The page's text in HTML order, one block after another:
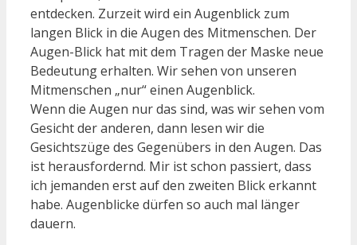
entdecken. Zurzeit wird ein Augenblick zum
langen Blick in die Augen des Mitmenschen. Der
Augen-Blick hat mit dem Tragen der Maske neue
Bedeutung erhalten. Wir sehen von unseren
Mitmenschen „nur“ einen Augenblick.
Wenn die Augen nur das sind, was wir sehen vom
Gesicht der anderen, dann lesen wir die
Gesichtszüge des Gegenübers in den Augen. Das
ist herausfordernd. Mir ist schon passiert, dass
ich jemanden erst auf den zweiten Blick erkannt
habe. Augenblicke dürfen so auch mal länger
dauern.